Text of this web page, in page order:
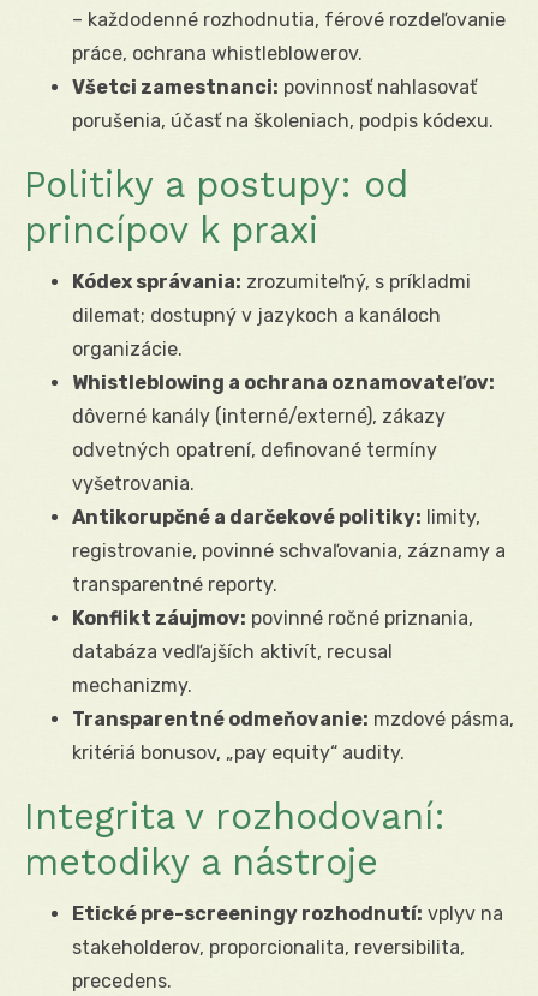
– každodenné rozhodnutia, férové rozdeľovanie
práce, ochrana whistleblowerov.
Všetci zamestnanci: povinnosť nahlasovať
porušenia, účasť na školeniach, podpis kódexu.
Politiky a postupy: od
princípov k praxi
Kódex správania: zrozumiteľný, s príkladmi
dilemat; dostupný v jazykoch a kanáloch
organizácie.
Whistleblowing a ochrana oznamovateľov:
dôverné kanály (interné/externé), zákazy
odvetných opatrení, definované termíny
vyšetrovania.
Antikorupčné a darčekové politiky: limity,
registrovanie, povinné schvaľovania, záznamy a
transparentné reporty.
Konflikt záujmov: povinné ročné priznania,
databáza vedľajších aktivít, recusal
mechanizmy.
Transparentné odmeňovanie: mzdové pásma,
kritériá bonusov, „pay equity“ audity.
Integrita v rozhodovaní:
metodiky a nástroje
Etické pre-screeningy rozhodnutí: vplyv na
stakeholderov, proporcionalita, reversibilita,
precedens.